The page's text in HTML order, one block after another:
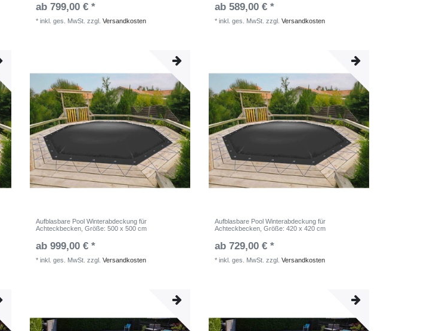
ab 799,00 € *
*inkl. ges. MwSt. zzgl.Versandkosten
ab 589,00 € *
*inkl. ges. MwSt. zzgl.Versandkosten
Aufblasbare Pool Winterabdeckung für
Achteckbecken , Größe: 500 x 500 cm
ab 999,00 € *
*inkl. ges. MwSt. zzgl.Versandkosten
Aufblasbare Pool Winterabdeckung für
Achteckbecken , Größe: 420 x 420 cm
ab 729,00 € *
*inkl. ges. MwSt. zzgl.Versandkosten